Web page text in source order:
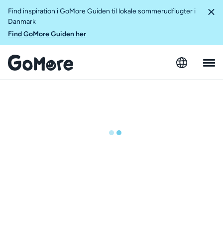
Find inspiration i GoMore Guiden til lokale sommerudflugter i
Danmark
Find GoMore Guiden her